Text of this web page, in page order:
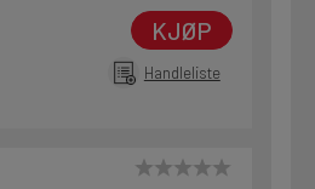
KJØP
Handleliste